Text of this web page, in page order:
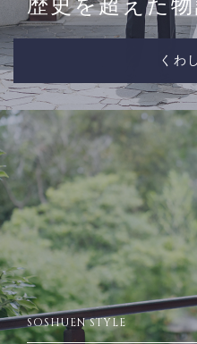
歴史を超えた物
くわ
SOSHUEN STYLE